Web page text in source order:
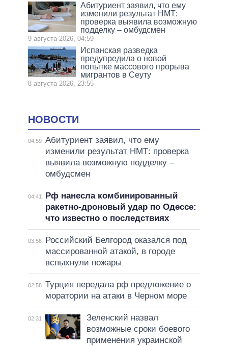
Абитуриент заявил, что ему
изменили результат НМТ:
проверка выявила возможную
подделку – омбудсмен
9 августа 2026, 04:59
Испанская разведка
предупредила о новой
попытке массового прорыва
мигрантов в Сеуту
8 августа 2026, 23:55
НОВОСТИ
04:59 Абитуриент заявил, что ему
изменили результат НМТ: проверка
выявила возможную подделку –
омбудсмен
04:41
Рф нанесла комбинированный
ракетно-дроновый удар по Одессе:
что известно о последствиях
03:56
Российский Белгород оказался под
массированной атакой, в городе
вспыхнули пожары
02:58 Турция передала рф предложение о
моратории на атаки в Черном море
02:31
Зеленский назвал
возможные сроки боевого
применения украинской